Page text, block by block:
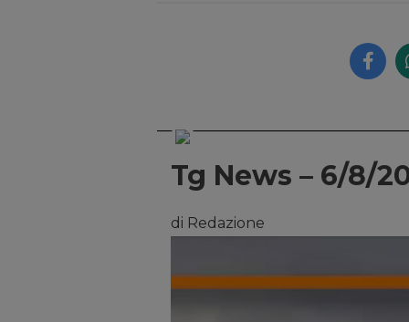
Tg News – 6/8/
di Redazione